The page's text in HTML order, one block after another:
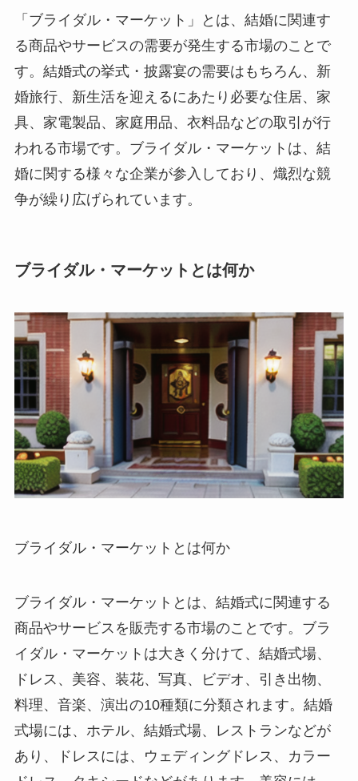
「ブライダル・マーケット」とは、結婚に関連す
る商品やサービスの需要が発生する市場のことで
す。結婚式の挙式・披露宴の需要はもちろん、新
婚旅行、新生活を迎えるにあたり必要な住居、家
具、家電製品、家庭用品、衣料品などの取引が行
われる市場です。ブライダル・マーケットは、結
婚に関する様々な企業が参入しており、熾烈な競
争が繰り広げられています。
ブライダル・マーケットとは何か
ブライダル・マーケットとは何か
ブライダル・マーケットとは、結婚式に関連する
商品やサービスを販売する市場のことです。ブラ
イダル・マーケットは大きく分けて、結婚式場、
ドレス、美容、装花、写真、ビデオ、引き出物、
料理、音楽、演出の10種類に分類されます。結婚
式場には、ホテル、結婚式場、レストランなどが
あり、ドレスには、ウェディングドレス、カラー